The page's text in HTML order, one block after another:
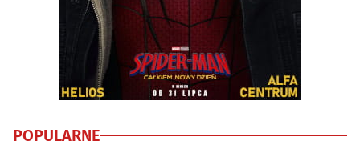
POPULARNE